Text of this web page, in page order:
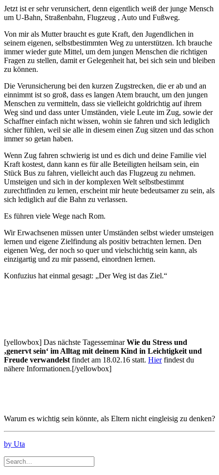
Jetzt ist er sehr verunsichert, denn eigentlich weiß der junge Mensch
um U-Bahn, Straßenbahn, Flugzeug , Auto und Fußweg.
Von mir als Mutter braucht es gute Kraft, den Jugendlichen in
seinem eigenen, selbstbestimmten Weg zu unterstützen. Ich brauche
immer wieder gute Mittel, um dem jungen Menschen die richtigen
Fragen zu stellen, damit er Gelegenheit hat, bei sich sein und bleiben
zu können.
Die Verunsicherung bei den kurzen Zugstrecken, die er ab und an
einnimmt ist so groß, dass es langen Atem braucht, um den jungen
Menschen zu vermitteln, dass sie vielleicht goldrichtig auf ihrem
Weg sind und dass unter Umständen, viele Leute im Zug, sowie der
Schaffner einfach nicht wissen, wohin sie fahren und sich lediglich
sicher fühlen, weil sie alle in diesem einen Zug sitzen und das schon
immer so getan haben.
Wenn Zug fahren schwierig ist und es dich und deine Familie viel
Kraft kostest, dann kann es für alle Beteiligten heilsam sein, ein
Stück Bus zu fahren, vielleicht auch das Flugzeug zu nehmen.
Umsteigen und sich in der komplexen Welt selbstbestimmt
zurechtfinden zu lernen, erscheint mir heute bedeutsamer zu sein, als
sich lediglich auf die Bahn zu verlassen.
Es führen viele Wege nach Rom.
Wir Erwachsenen müssen unter Umständen selbst wieder umsteigen
lernen und eigene Zielfindung als positiv betrachten lernen. Den
eigenen Weg, der noch so quer und vielschichtig sein kann, als
einzigartig und zu mir passend, einordnen lernen.
Konfuzius hat einmal gesagt: „Der Weg ist das Ziel.“
[yellowbox] Das nächste TagesseminarWie du Stress und
‚genervt sein‘ im Alltag mit deinem Kind in Leichtigkeit und
Freude verwandelst findet am 18.02.16 statt. Hierfindest du
nähere Informationen.[/yellowbox]
Warum es wichtig sein könnte, als Eltern nicht eingleisig zu denken?
by Uta